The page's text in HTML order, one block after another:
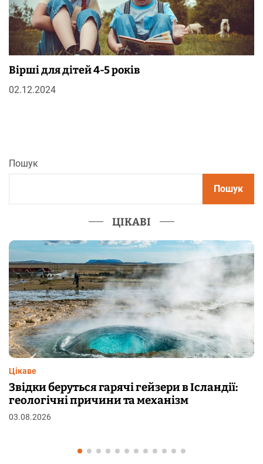
Вірші для дітей 4-5 років
02.12.2024
Пошук
Пошук
ЦІКАВІ
Чому від переляку з’являються
шкірі: фізіологія пілоерекції